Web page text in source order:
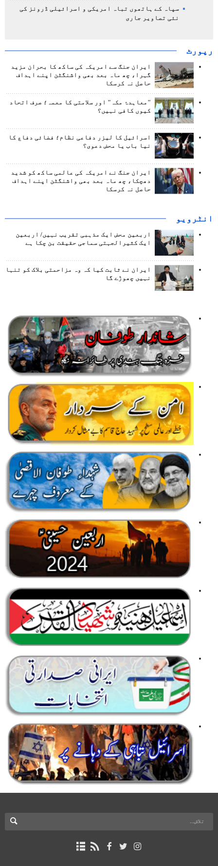
سپاہ کے ہاتھوں تباہ امریکی و اسرائیلی ڈرونز کی
نئی تصاویر جاری
رپورٹ
ایران جنگ سے امریکہ کی ساکھ کا بحران مزید
گہرا، چھ ماہ بعد بھی واشنگٹن اپنے اہداف
حاصل نہ کرسکا
"معاہدۂ مکہ" اور سلامتی کا معمہ؛ صرف اتحاد
کیوں کافی نہیں؟
اسرائیل کا لیزر دفاعی نظام؛ فضائی دفاع کا
نیا باب یا محض دعوی؟
ایران جنگ نے امریکہ کی عالمی ساکھ کو شدید
دھچکا، چھ ماہ بعد بھی واشنگٹن اپنے اہداف
حاصل نہ کرسکا
انٹرويو
اربعین محض ایک مذہبی تقریب نہیں/ اربعین
ایک کثیرالجہتی سماجی حقیقت بن چکا ہے
ایران نے ثابت کیا کہ وہ مزاحمتی بلاک کو تنہا
نہیں چھوڑے گا